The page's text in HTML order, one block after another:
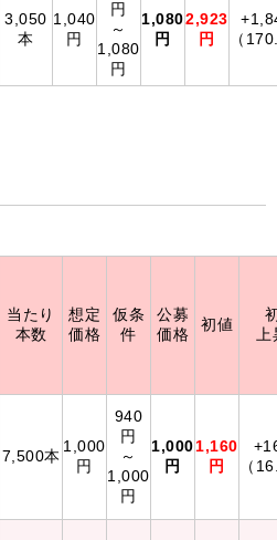
3,050
本
1,040
円
円
～
1,080
円
1,080
円
2,923
円
（
当たり
本数
想定
価格
仮条
件
公募
価格
初値
上
7,500本
1,000
円
940
円
～
1,000
円
1,000
円
1,160
円
（